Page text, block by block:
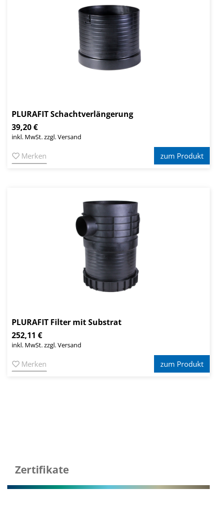
PLURAFIT Schachtverlängerung
39,20 €
inkl. MwSt. zzgl. Versand
Merken zum Produkt
PLURAFIT Filter mit Substrat
252,11 €
inkl. MwSt. zzgl. Versand
Merken zum Produkt
Zertifikate